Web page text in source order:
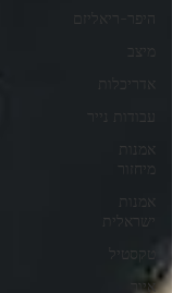
היפר-ריאליזם
מיצב
אדריכלות
עבודות נייר
אמנות
מיחזור
אמנות
ישראלית
טקסטיל
איור